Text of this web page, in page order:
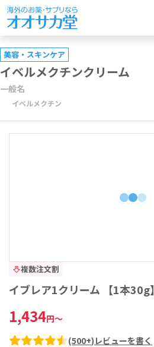
美容・スキンケア
イベルメクチンクリーム
一般名
イベルメクチン
複数注文割
イブレア1クリーム 【1本30g】
1,434円～
(500+) レビューを書く